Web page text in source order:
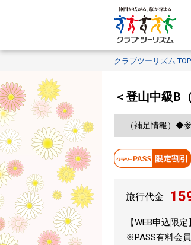
クラブツーリズム TOP
＜登山中級B
（補足情報）◆
旅行代金
【WEB申込限
※PASS有料会